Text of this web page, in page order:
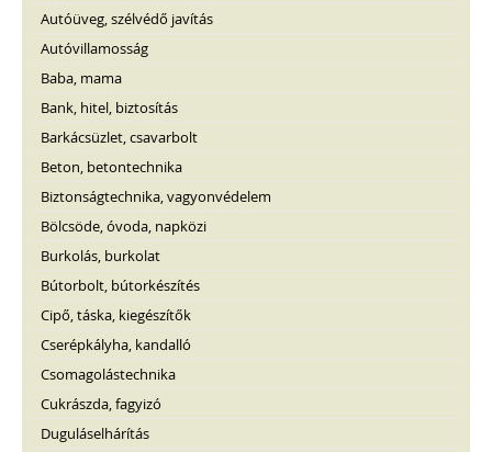
Autóüveg, szélvédő javítás
Autóvillamosság
Baba, mama
Bank, hitel, biztosítás
Barkácsüzlet, csavarbolt
Beton, betontechnika
Biztonságtechnika, vagyonvédelem
Bölcsöde, óvoda, napközi
Burkolás, burkolat
Bútorbolt, bútorkészítés
Cipő, táska, kiegészítők
Cserépkályha, kandalló
Csomagolástechnika
Cukrászda, fagyizó
Duguláselhárítás